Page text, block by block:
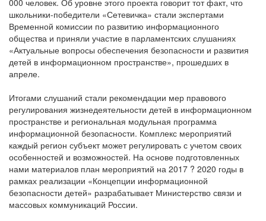
школьники-победители «Сетевичка» стали экспертами
Временной комиссии по развитию информационного
общества и приняли участие в парламентских слушаниях
«Актуальные вопросы обеспечения безопасности и развития
детей в информационном пространстве», прошедших в
апреле.
Итогами слушаний стали рекомендации мер правового
регулирования жизнедеятельности детей в информационном
пространстве и региональная модульная программа
информационной безопасности. Комплекс мероприятий
каждый регион субъект может регулировать с учетом своих
особенностей и возможностей. На основе подготовленных
нами материалов план мероприятий на 2017 ? 2020 годы в
рамках реализации «Концепции информационной
безопасности детей» разрабатывает Министерство связи и
массовых коммуникаций России.